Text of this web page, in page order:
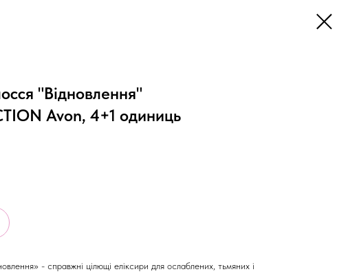
"Відновлення"
Avon, 4+1 одиниць
- справжні цілющі еліксири для ослаблених, тьмяних і